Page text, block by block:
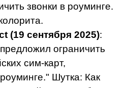
звонки в роуминге.
(19 сентября 2025):
ограничить
сим-карт,
Шутка: Как